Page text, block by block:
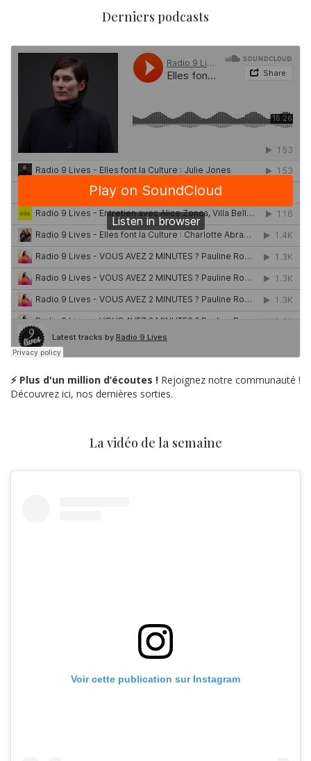
Derniers podcasts
⚡ Plus d'un million d’écoutes ! Rejoignez notre communauté !
Découvrez ici, nos dernières sorties.
La vidéo de la semaine
Voir cette publication sur Instagram